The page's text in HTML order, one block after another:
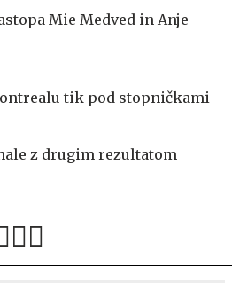
Mie Medved in Anje
tik pod stopničkami
z drugim rezultatom